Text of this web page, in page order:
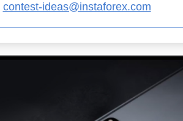
contest-ideas@instaforex.com